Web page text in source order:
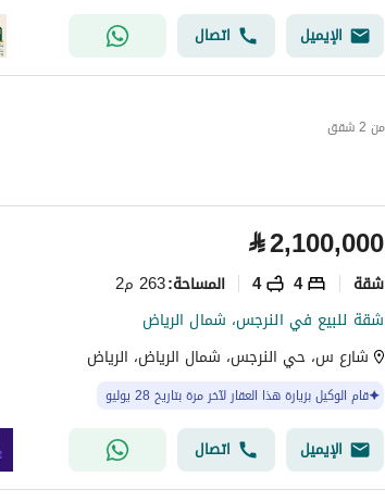
الإيميل اتصال
⃁2,100,000
شقة 4
4 المساحة:263 م2
شقة للبيع في النرجس، شمال الرياض
شارع س، حي النرجس، شمال الرياض، الرياض
قام الوكيل بزيارة هذا العقار لآخر مرة بتاريخ 28 يوليو
الإيميل اتصال